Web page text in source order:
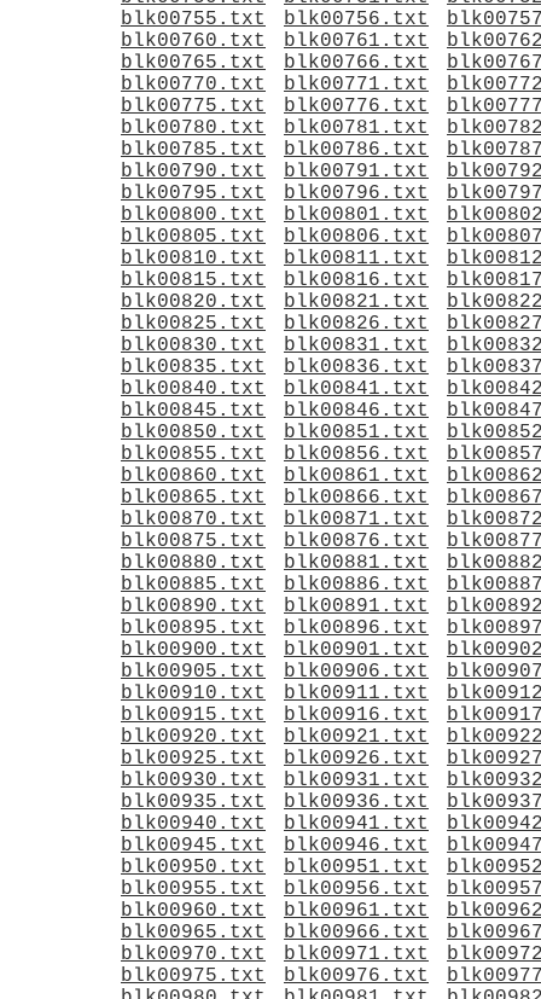
blk00755.txt
blk00756.txt
blk00760.txt
blk00761.txt
blk00765.txt
blk00766.txt
blk00770.txt
blk00771.txt
blk00775.txt
blk00776.txt
blk00780.txt
blk00781.txt
blk00785.txt
blk00786.txt
blk00790.txt
blk00791.txt
blk00795.txt
blk00796.txt
blk00800.txt
blk00801.txt
blk00805.txt
blk00806.txt
blk00810.txt
blk00811.txt
blk00815.txt
blk00816.txt
blk00820.txt
blk00821.txt
blk00825.txt
blk00826.txt
blk00830.txt
blk00831.txt
blk00835.txt
blk00836.txt
blk00840.txt
blk00841.txt
blk00845.txt
blk00846.txt
blk00850.txt
blk00851.txt
blk00855.txt
blk00856.txt
blk00860.txt
blk00861.txt
blk00865.txt
blk00866.txt
blk00870.txt
blk00871.txt
blk00875.txt
blk00876.txt
blk00880.txt
blk00881.txt
blk00885.txt
blk00886.txt
blk00890.txt
blk00891.txt
blk00895.txt
blk00896.txt
blk00900.txt
blk00901.txt
blk00905.txt
blk00906.txt
blk00910.txt
blk00911.txt
blk00915.txt
blk00916.txt
blk00920.txt
blk00921.txt
blk00925.txt
blk00926.txt
blk00930.txt
blk00931.txt
blk00935.txt
blk00936.txt
blk00940.txt
blk00941.txt
blk00945.txt
blk00946.txt
blk00950.txt
blk00951.txt
blk00955.txt
blk00956.txt
blk00960.txt
blk00961.txt
blk00965.txt
blk00966.txt
blk00970.txt
blk00971.txt
blk00975.txt
blk00976.txt